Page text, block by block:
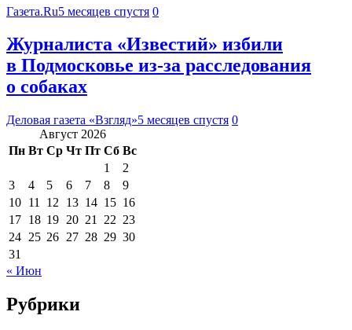
Газета.Ru5 месяцев спустя 0
Журналиста «Известий» избили
в Подмосковье из-за расследования
о собаках
Деловая газета «Взгляд»5 месяцев спустя 0
Август 2026
Пн Вт Ср Чт Пт Сб Вс
1
2
3
4 5 6 7 8
9
10 11 12 13 14 15 16
17 18 19 20 21 22 23
24 25 26 27 28 29 30
31
« Июн
Рубрики